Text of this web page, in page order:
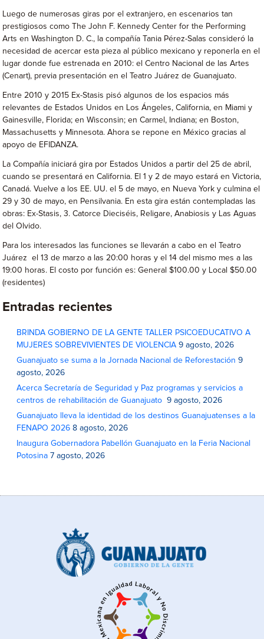
Luego de numerosas giras por el extranjero, en escenarios tan
prestigiosos como The John F. Kennedy Center for the Performing
Arts en Washington D. C., la compañía Tania Pérez-Salas consideró la
necesidad de acercar esta pieza al público mexicano y reponerla en el
lugar donde fue estrenada en 2010: el Centro Nacional de las Artes
(Cenart), previa presentación en el Teatro Juárez de Guanajuato.
Entre 2010 y 2015 Ex-Stasis pisó algunos de los espacios más
relevantes de Estados Unidos en Los Ángeles, California, en Miami y
Gainesville, Florida; en Wisconsin; en Carmel, Indiana; en Boston,
Massachusetts y Minnesota. Ahora se repone en México gracias al
apoyo de EFIDANZA.
La Compañía iniciará gira por Estados Unidos a partir del 25 de abril,
cuando se presentará en California. El 1 y 2 de mayo estará en Victoria,
Canadá. Vuelve a los EE. UU. el 5 de mayo, en Nueva York y culmina el
29 y 30 de mayo, en Pensilvania. En esta gira están contempladas las
obras: Ex-Stasis, 3. Catorce Dieciséis, Religare, Anabiosis y Las Aguas
del Olvido.
Para los interesados las funciones se llevarán a cabo en el Teatro
Juárez el 13 de marzo a las 20:00 horas y el 14 del mismo mes a las
19:00 horas. El costo por función es: General $100.00 y Local $50.00
(residentes)
Entradas recientes
BRINDA GOBIERNO DE LA GENTE TALLER PSICOEDUCATIVO A
MUJERES SOBREVIVIENTES DE VIOLENCIA 9 agosto, 2026
Guanajuato se suma a la Jornada Nacional de Reforestación 9
agosto, 2026
Acerca Secretaría de Seguridad y Paz programas y servicios a
centros de rehabilitación de Guanajuato
9 agosto, 2026
Guanajuato lleva la identidad de los destinos Guanajuatenses a la
FENAPO 2026 8 agosto, 2026
Inaugura Gobernadora Pabellón Guanajuato en la Feria Nacional
Potosina 7 agosto, 2026